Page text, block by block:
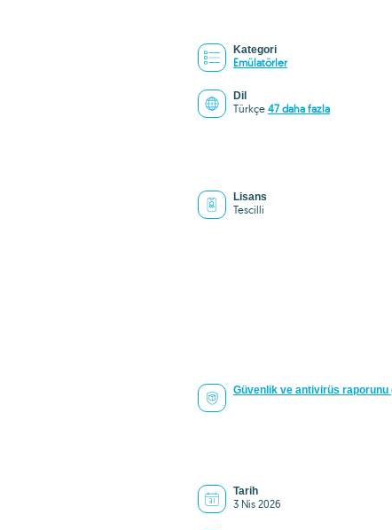
Kategori
Emülatörler
Dil
Türkçe 47 daha fazla
Lisans
Tescilli
Güvenlik ve antivirüs raporunu
Tarih
3 Nis 2026